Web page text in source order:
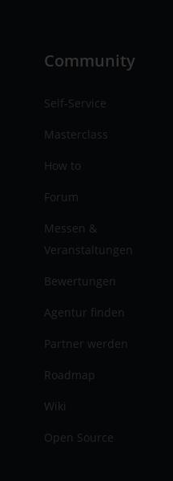
Community
Self-Service
Masterclass
How to
Forum
Messen &
Veranstaltungen
Bewertungen
Agentur finden
Partner werden
Roadmap
Wiki
Open Source